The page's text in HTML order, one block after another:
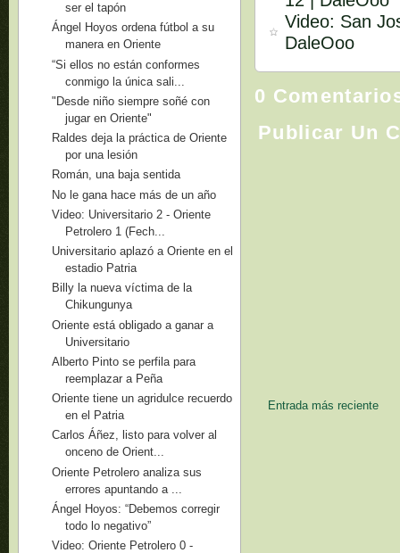
Video: San
DaleOoo
0
Publicar Un
Entrada más reciente
ser el tapón
Ángel Hoyos ordena fútbol a su
manera en Oriente
“Si ellos no están conformes
conmigo la única sali...
"Desde niño siempre soñé con
jugar en Oriente"
Raldes deja la práctica de Oriente
por una lesión
Román, una baja sentida
No le gana hace más de un año
Video: Universitario 2 - Oriente
Petrolero 1 (Fech...
Universitario aplazó a Oriente en el
estadio Patria
Billy la nueva víctima de la
Chikungunya
Oriente está obligado a ganar a
Universitario
Alberto Pinto se perfila para
reemplazar a Peña
Oriente tiene un agridulce recuerdo
en el Patria
Carlos Áñez, listo para volver al
onceno de Orient...
Oriente Petrolero analiza sus
errores apuntando a ...
Ángel Hoyos: “Debemos corregir
todo lo negativo”
Video: Oriente Petrolero 0 -